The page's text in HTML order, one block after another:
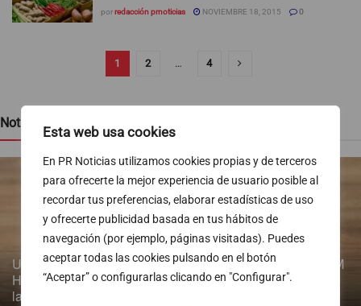
Esta web usa cookies
En PR Noticias utilizamos cookies propias y de terceros
para ofrecerte la mejor experiencia de usuario posible al
recordar tus preferencias, elaborar estadísticas de uso
y ofrecerte publicidad basada en tus hábitos de
navegación (por ejemplo, páginas visitadas). Puedes
aceptar todas las cookies pulsando en el botón
“Aceptar” o configurarlas clicando en "Configurar".
porredacción prnoticias NOVIEMBRE 18, 2015 0
1 2 … 4
Noticias recientes
Un estudio longitudinal de la Fundación de Investigación HM
Hospitales identifica la ventana de oportunidad para revertir
la obesidad infantil